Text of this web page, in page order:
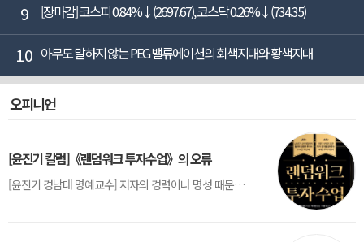
9 [장마감] 코스피 0.84%↓(2697.67), 코스닥 0.26%↓(734.35)
10 아무도 말하지 않는 PEG 밸류에이션의 회색지대와 황색지대
오피니언
[윤진기 칼럼]《랜덤워크 투자수업》의 오류
[윤진기 경남대 명예교수] 저자의 경력이나 명성 때문인지 2020년에 번역 출판된 《랜덤워크 투자수업》(A Random Walk Down Wall Street) 12판은 표지부터가 거창하다. ‘45년간 12번 개정하며 철저히 검증한 투자서’, ‘전문가 부럽지 않은 투자 감각을 길러주는 위대한 투자지침서’ 라는 은빛 광고문구로 독자를 유혹한다.[1] 출판 50주...